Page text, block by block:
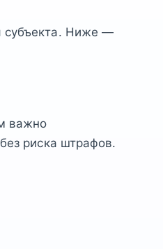
субъекта. Ниже —
важно
риска штрафов.